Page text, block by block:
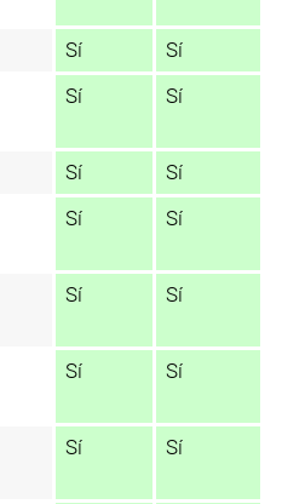
Sí
Sí
Sí Sí
Sí
Sí
Sí Sí
Sí Sí
Sí Sí
Sí Sí